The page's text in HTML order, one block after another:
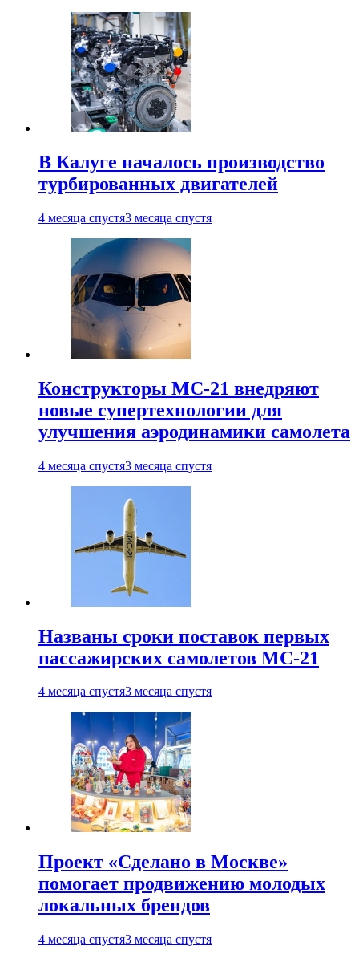
В Калуге началось производство
турбированных двигателей
4 месяца спустя3 месяца спустя
Конструкторы МС-21 внедряют
новые супертехнологии для
улучшения аэродинамики самолета
4 месяца спустя3 месяца спустя
Названы сроки поставок первых
пассажирских самолетов МС-21
4 месяца спустя3 месяца спустя
Проект «Сделано в Москве»
помогает продвижению молодых
локальных брендов
4 месяца спустя3 месяца спустя